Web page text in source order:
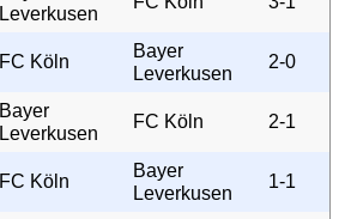
Leverkusen
FC Köln
Bayer
Leverkusen
2-0
Bayer
Leverkusen
FC Köln 2-1
FC Köln
Bayer
Leverkusen
1-1